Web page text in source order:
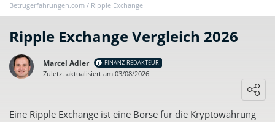
Betrugerfahrungen.com / Ripple Exchange
Ripple Exchange Vergleich 2026
Marcel Adler FINANZ-REDAKTEUR
Zuletzt aktualisiert am 03/08/2026
Eine Ripple Exchange ist eine Börse für die Kryptowährung